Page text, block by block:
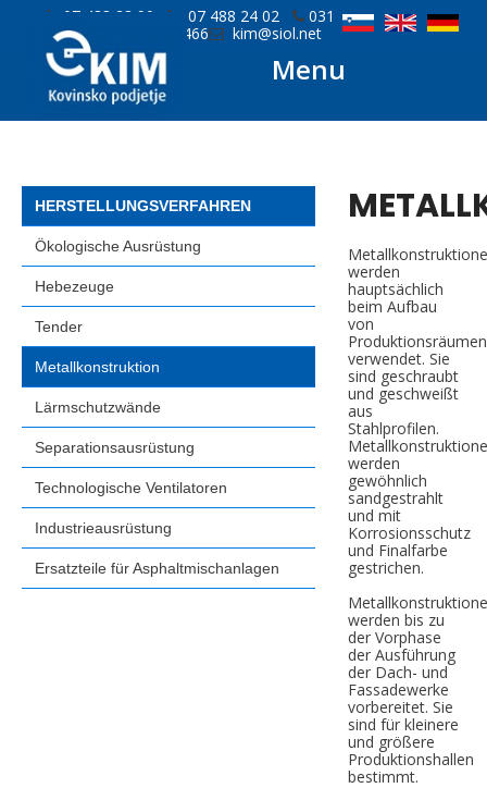
07 488 23 90 07 488 24 02
031
779 466
kim@siol.net
Menu
HERSTELLUNGSVERFAHREN
Ökologische Ausrüstung
Hebezeuge
Tender
Metallkonstruktion
Lärmschutzwände
Separationsausrüstung
Technologische Ventilatoren
Industrieausrüstung
Ersatzteile für Asphaltmischanlagen
werden
hauptsächlich
beim Aufbau
von
Produktionsräumen
verwendet. Sie
sind geschraubt
und geschweißt
aus
Stahlprofilen.
werden
gewöhnlich
sandgestrahlt
und mit
Korrosionsschutz
und Finalfarbe
gestrichen.
werden bis zu
der Vorphase
der Ausführung
der Dach- und
Fassadewerke
vorbereitet. Sie
sind für kleinere
und größere
Produktionshallen
bestimmt.